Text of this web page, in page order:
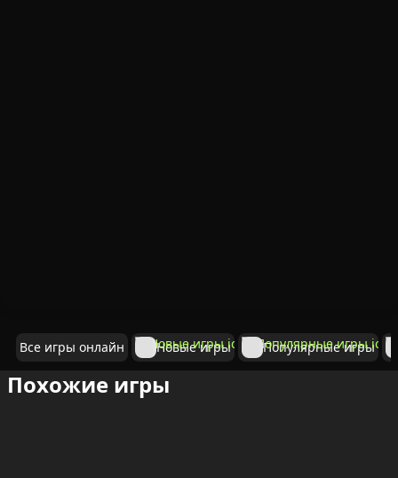
Все игры онлайн Новые игры Популярные игры
Похожие игры